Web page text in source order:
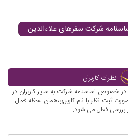
شرکت سفرهای علاءالدین
نظرات کاربران
خصوص اساسنامه شرکت به سایر کاربران در
ثبت نظر با نام کاربری،همان لحظه فعال
فعال می شود.